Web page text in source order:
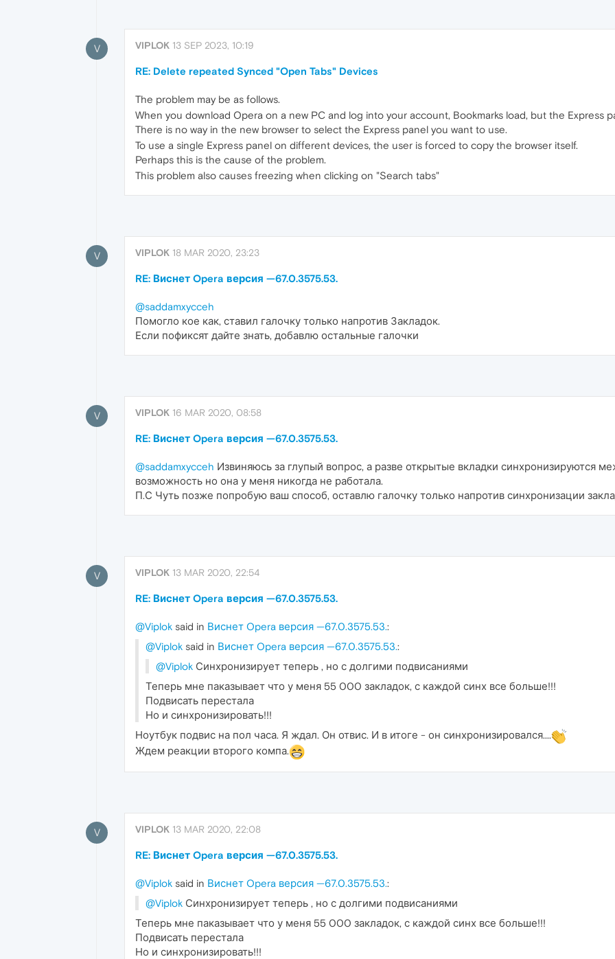
V VIPLOK 13 SEP 2023, 10:19
RE: Delete repeated Synced "Open Tabs" Devices
The problem may be as follows.
When you download Opera on a new PC and log into your account, Bookmarks load, but the Express
There is no way in the new browser to select the Express panel you want to use.
To use a single Express panel on different devices, the user is forced to copy the browser itself.
Perhaps this is the cause of the problem.
This problem also causes freezing when clicking on "Search tabs"
V VIPLOK 18 MAR 2020, 23:23
RE: Виснет Opera версия —67.0.3575.53.
@saddamxycceh
Помогло кое как, ставил галочку только напротив Закладок.
Если пофиксят дайте знать, добавлю остальные галочки
V VIPLOK 16 MAR 2020, 08:58
RE: Виснет Opera версия —67.0.3575.53.
@saddamxycceh Извиняюсь за глупый вопрос, а разве открытые вкладки синхронизируются
возможность но она у меня никогда не работала.
П.С Чуть позже попробую ваш способ, оставлю галочку только напротив синхронизации
V VIPLOK 13 MAR 2020, 22:54
RE: Виснет Opera версия —67.0.3575.53.
@Viplok said in Виснет Opera версия —67.0.3575.53.:
@Viplok said in Виснет Opera версия —67.0.3575.53.:
@Viplok Синхронизирует теперь , но с долгими подвисаниями
Теперь мне паказывает что у меня 55 000 закладок, с каждой синх все больше!!!
Подвисать перестала
Но и синхронизировать!!!
Ноутбук подвис на пол часа. Я ждал. Он отвис. И в итоге - он синхронизировался....
Ждем реакции второго компа.
V VIPLOK 13 MAR 2020, 22:08
RE: Виснет Opera версия —67.0.3575.53.
@Viplok said in Виснет Opera версия —67.0.3575.53.:
@Viplok Синхронизирует теперь , но с долгими подвисаниями
Теперь мне паказывает что у меня 55 000 закладок, с каждой синх все больше!!!
Подвисать перестала
Но и синхронизировать!!!